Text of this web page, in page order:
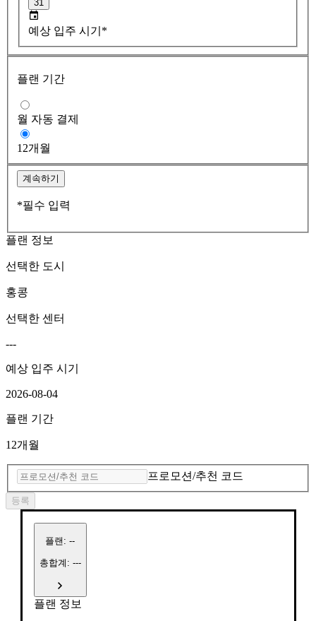
31
예상 입주 시기*
플랜 기간
월 자동 결제
12개월
계속하기
*필수 입력
플랜 정보
선택한 도시
홍콩
선택한 센터
---
예상 입주 시기
2026-08-04
플랜 기간
12개월
프로모션/추천 코드
등록
플랜 : --
총합계: ---
플랜 정보